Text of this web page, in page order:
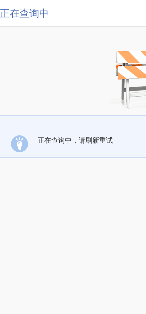
正在查询中
正在查询中，请刷新重试